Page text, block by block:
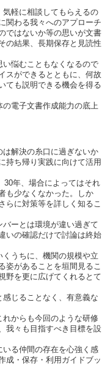
軽に相談してもらえるの
関わる我々へのアプローチ
ではないか等の思いが文書
の結果、長期保存と見読性
悩むこともなくなるので
スができるとともに、何故
ても説明できる機会を得る
電子文書作成能力の底上
解決の糸口に過ぎないか
持ち帰り実践に向けて活用
30年、場合によってはそれ
も少なくなかった。しか
らに対策等を詳しく知るこ
ーとは環境が違い過ぎて
いの確認だけで討論は終始
うちに、機関の規模や立
姿があることを垣間見るこ
野を更に広げてくれるとて
じることなく、有意義な
からも今回のような研修
我々も目指すべき目標を設
る仲間の存在を心強く感
成・保存・利用ガイドブッ